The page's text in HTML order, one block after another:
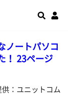
ノートパソコ
！ 23ページ
供：ユニットコム